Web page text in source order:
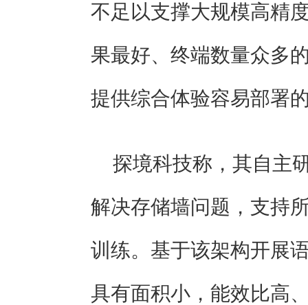
不足以支撑大规模高精
果最好、终端数量众多
提供综合体验容易部署
探境科技称，其自主
解决存储墙问题，支持
训练。基于该架构开展
具有面积小，能效比高